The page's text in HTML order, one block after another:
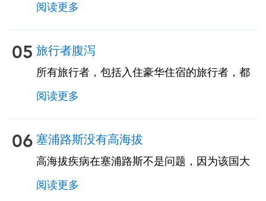
阅读更多
05 旅行者腹泻
所有旅行者，包括入住豪华住宿的旅行者，都
存在很高的风险，因为旅行者的腹泻会影响多
达50％的旅行者。建议对食物和饮料采取预防
措施。建议旅行者携带用于腹泻、恶心和呕吐
的自我治疗药物。TravelVax 可以为您提供这些
自我治疗药物，包括紧急抗生素，以防您在旅
途中遇到这些问题。
阅读更多
06 塞浦路斯没有高海拔
高海拔疾病在塞浦路斯不是问题，因为该国大
部分地区都处于低海拔地区。我们的旅行顾问
将审查您的行程，确定您是否将在任何高海拔
阅读更多